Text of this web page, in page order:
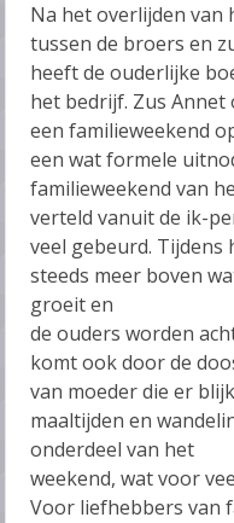
Na het overlijden van
tussen de broers en
heeft de ouderlijke
het bedrijf. Zus
een familieweekend
een wat formele
familieweekend van
verteld vanuit de ik-
veel gebeurd.
steeds meer boven
groeit en
de ouders worden
komt ook door de
van moeder die er
maaltijden en
onderdeel van het
weekend, wat voor
Voor liefhebbers van